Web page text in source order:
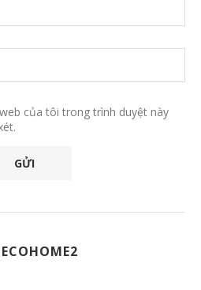
của tôi trong trình duyệt này